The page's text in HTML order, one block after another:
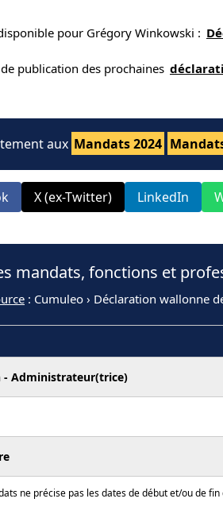
pour Grégory Winkowski :
publication des prochaines
aux Mandats 2024
X (ex-Twitter) LinkedIn
mandats, fonctions et
: Cumuleo › Déclaration wallonne
Administrateur(trice)
ne précise pas les dates de début et/ou de